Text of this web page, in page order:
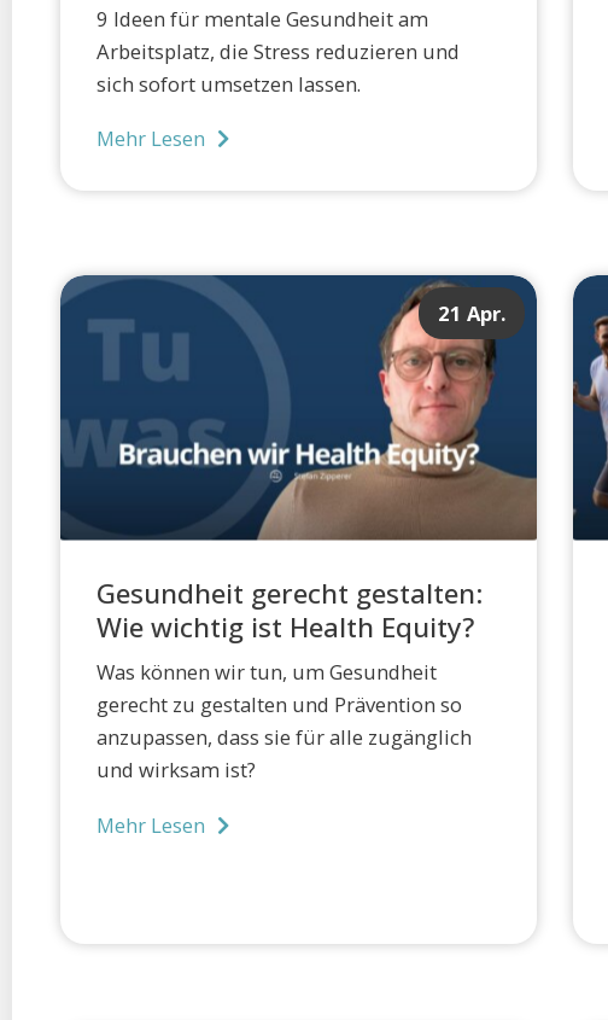
9 Ideen für mentale Gesundheit am
Arbeitsplatz, die Stress reduzieren und
sich sofort umsetzen lassen.
Mehr Lesen
21 Apr.
Gesundheit gerecht gestalten:
Wie wichtig ist Health Equity?
Was können wir tun, um Gesundheit
gerecht zu gestalten und Prävention so
anzupassen, dass sie für alle zugänglich
und wirksam ist?
Mehr Lesen